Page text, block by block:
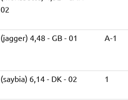
02
(jagger) 4,48 - GB - 01 A-1
(saybia) 6,14 - DK - 02 1